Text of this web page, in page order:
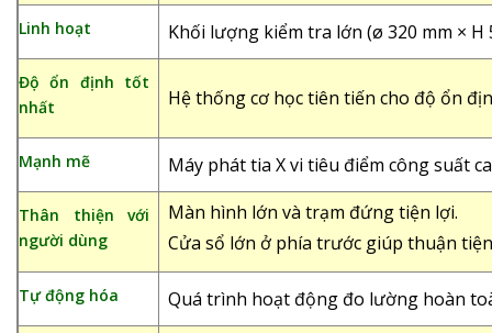
Linh hoạt Khối lượng kiểm tra lớn (ø 320 mm × H
Độ ổn định tốt
nhất
Hệ thống cơ học tiên tiến cho độ ổn
Mạnh mẽ Máy phát tia X vi tiêu điểm công suất
Thân thiện với
người dùng
Màn hình lớn và trạm đứng tiện lợi.
Cửa sổ lớn ở phía trước giúp thuận
Tự động hóa Quá trình hoạt động đo lường hoàn